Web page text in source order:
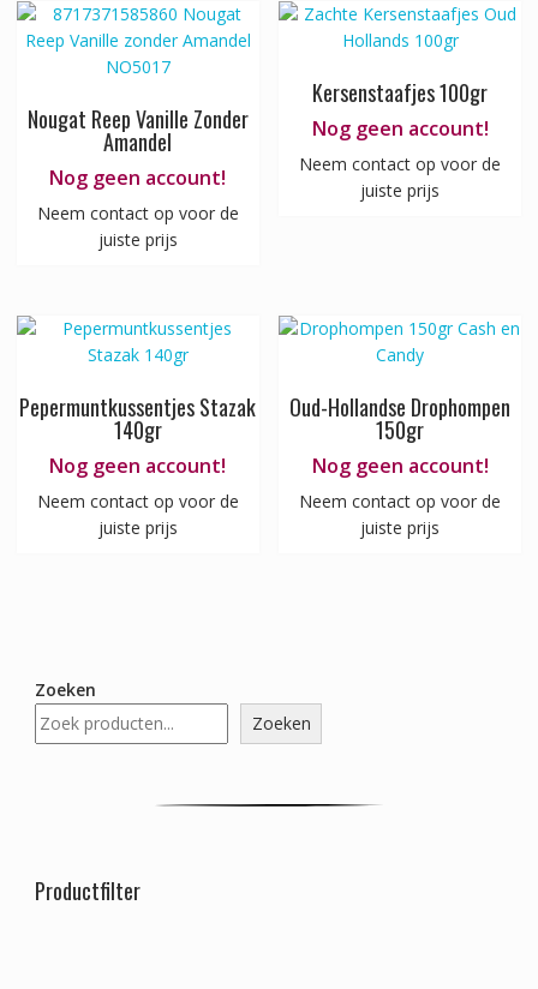
Nougat Reep Vanille Zonder
Amandel
Nog geen account!
Neem contact op voor de
juiste prijs
Kersenstaafjes 100gr
Nog geen account!
Neem contact op voor de
juiste prijs
Pepermuntkussentjes Stazak
140gr
Nog geen account!
Neem contact op voor de
juiste prijs
Oud-Hollandse Drophompen
150gr
Nog geen account!
Neem contact op voor de
juiste prijs
Zoeken
Zoeken
Productfilter